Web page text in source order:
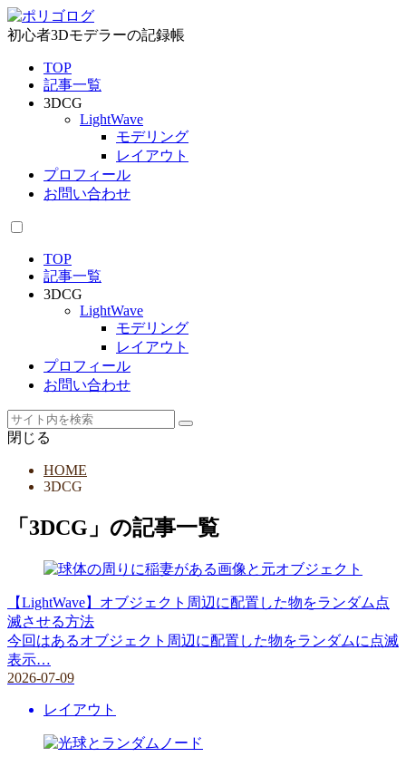
初心者3Dモデラーの記録帳
TOP
記事一覧
3DCG
LightWave
モデリング
レイアウト
プロフィール
お問い合わせ
TOP
記事一覧
3DCG
LightWave
モデリング
レイアウト
プロフィール
お問い合わせ
閉じる
HOME
3DCG
「3DCG」の記事一覧
【LightWave】オブジェクト周辺に配置した物をランダム点
滅させる方法
今回はあるオブジェクト周辺に配置した物をランダムに点滅
表示…
2026-07-09
レイアウト